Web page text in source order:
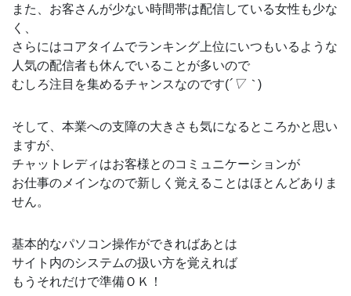
また、お客さんが少ない時間帯は配信している女性も少な
く、
さらにはコアタイムでランキング上位にいつもいるような
人気の配信者も休んでいることが多いので
むしろ注目を集めるチャンスなのです(´▽｀ )
そして、本業への支障の大きさも気になるところかと思い
ますが、
チャットレディはお客様とのコミュニケーションが
お仕事のメインなので新しく覚えることはほとんどありま
せん。
基本的なパソコン操作ができればあとは
サイト内のシステムの扱い方を覚えれば
もうそれだけで準備ＯＫ！